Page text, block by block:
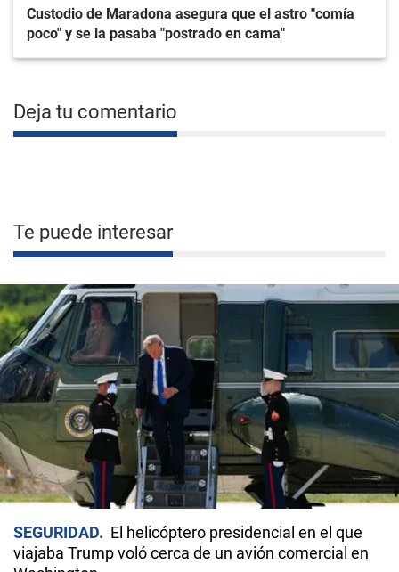
Custodio de Maradona asegura que el astro "comía
poco" y se la pasaba "postrado en cama"
Deja tu comentario
Te puede interesar
SEGURIDAD
El helicóptero presidencial en el que
viajaba Trump voló cerca de un avión comercial en